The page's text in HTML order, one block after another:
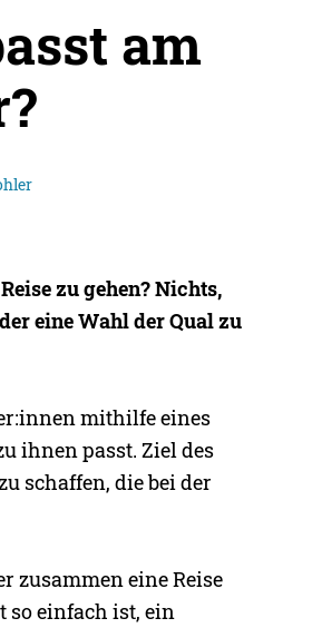
am
zu gehen? Nichts,
eine Wahl der Qual zu
mithilfe eines
ihnen passt. Ziel des
schaffen, die bei der
zusammen eine Reise
so einfach ist, ein